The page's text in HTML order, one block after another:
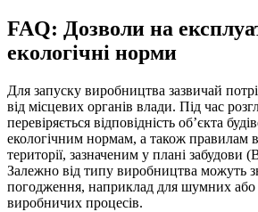
FAQ: Дозволи на
екологічні норми
Для запуску виробництва зазвичай
від місцевих органів влади. Під час
перевіряється відповідність об’єкта
екологічним нормам, а також правилам
території, зазначеним у плані забудови
Залежно від типу виробництва можуть
погодження, наприклад для шумних або
виробничих процесів.